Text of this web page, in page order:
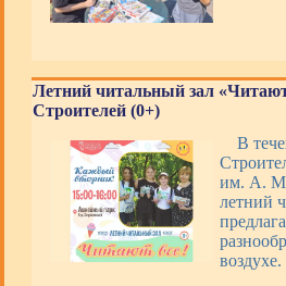
Летний читальный зал
Строителей (0+)
В
им. А. М.
летний
воздухе.